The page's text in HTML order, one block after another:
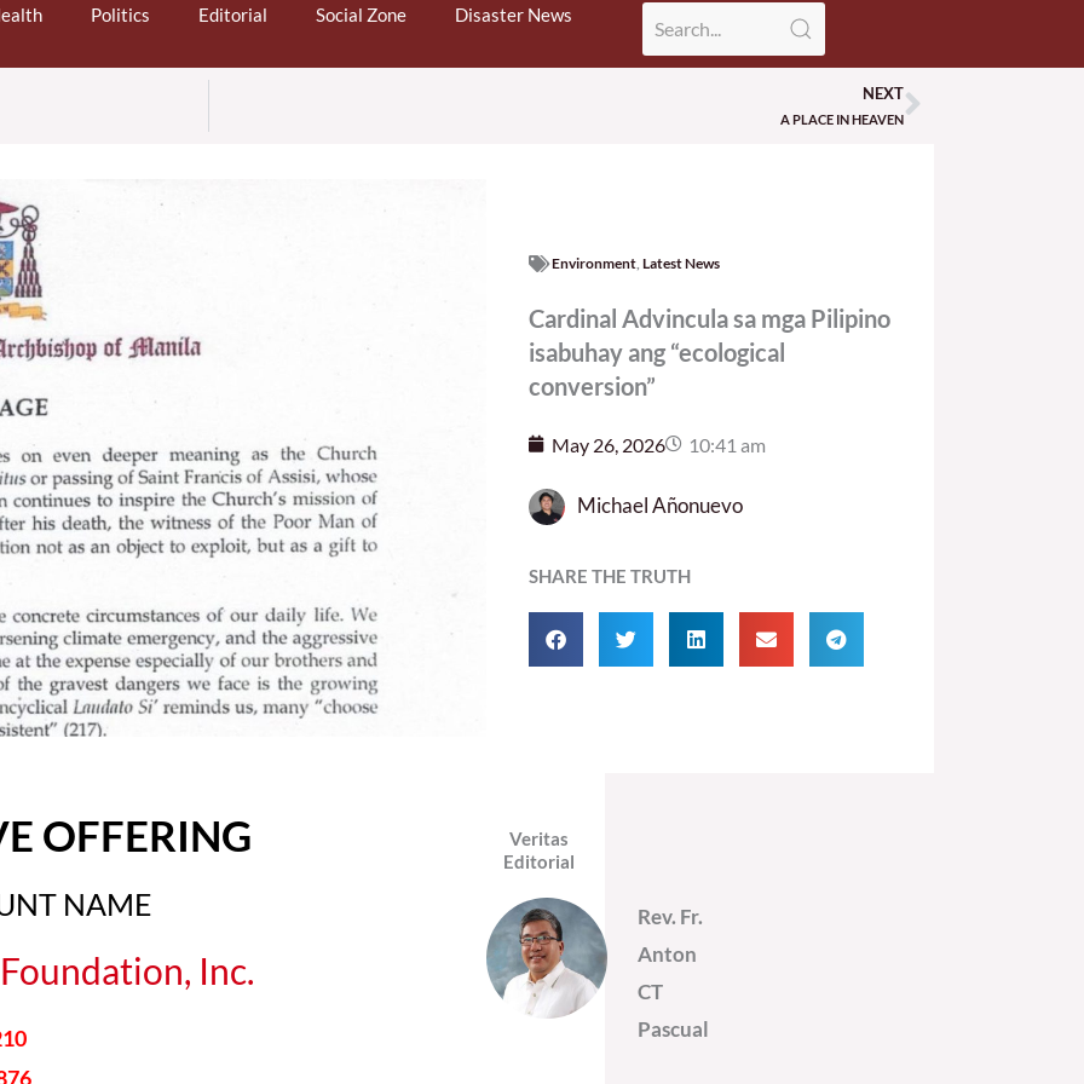
Politics Editorial Social Zone Disaster News
NEXT
A PLACE IN HEAVENNext
Environment, Latest News
Cardinal Advincula sa mga Pilipino
isabuhay ang “ecological
conversion”
May 26, 2026 10:41 am
Michael Añonuevo
SHARE THE TRUTH
OFFERING
NAME
Inc.
Veritas
Editorial
Rev. Fr.
Anton
CT
Pascual